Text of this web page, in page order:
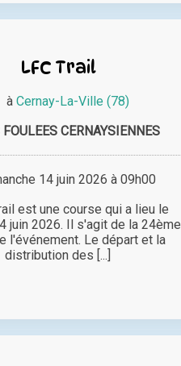
LFC Trail
Cernay-La-Ville (78)
FOULEES CERNAYSIENNES
14 juin 2026 à 09h00
est une course qui a lieu le
juin 2026. Il s'agit de la 24ème
l'événement. Le départ et la
distribution des [...]